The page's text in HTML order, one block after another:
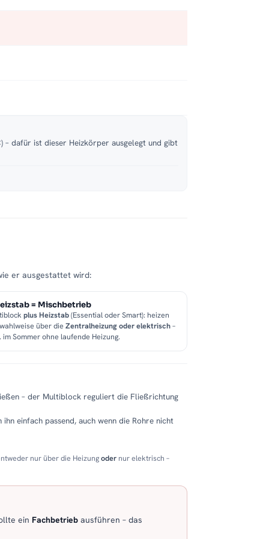
dafür ist dieser Heizkörper ausgelegt und gibt
er ausgestattet wird:
= Mischbetrieb
plus Heizstab(Essential oder Smart): heizen
über die Zentralheizung oder elektrisch–
im Sommer ohne laufende Heizung.
– der Multiblock reguliert die Fließrichtung
einfach passend, auch wenn die Rohre nicht
nur über die Heizungoder nur elektrisch –
ein Fachbetrieb ausführen – das